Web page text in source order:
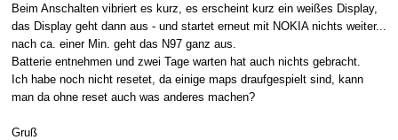
Beim Anschalten vibriert es kurz, es erscheint kurz ein weißes Display,
das Display geht dann aus - und startet erneut mit NOKIA nichts weiter...
nach ca. einer Min. geht das N97 ganz aus.
Batterie entnehmen und zwei Tage warten hat auch nichts gebracht.
Ich habe noch nicht resetet, da einige maps draufgespielt sind, kann
man da ohne reset auch was anderes machen?
Gruß